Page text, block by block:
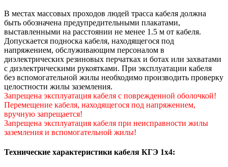
В местах массовых проходов людей трасса кабеля должна
быть обозначена предупредительными плакатами,
выставленными на расстоянии не менее 1.5 м от кабеля.
Допускается подноска кабеля, находящегося под
напряжением, обслуживающим персоналом в
диэлектрических резиновых перчатках и ботах или захватами
с диэлектрическими рукоятками. При эксплуатации кабеля
без вспомогательной жилы необходимо производить проверку
целостности жилы заземления.
Запрещена эксплуатация кабеля с поврежденной оболочкой!
Перемещение кабеля, находящегося под напряжением,
вручную запрещается!
Запрещена эксплуатация кабеля при неисправности жилы
заземления и вспомогательной жилы!
Технические характеристики кабеля КГЭ 1х4: